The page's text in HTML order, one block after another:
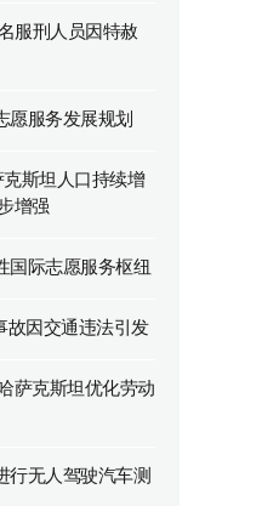
服刑人员因特赦
愿服务发展规划
斯坦人口持续增
增强
国际志愿服务枢纽
故因交通违法引发
萨克斯坦优化劳动
行无人驾驶汽车测